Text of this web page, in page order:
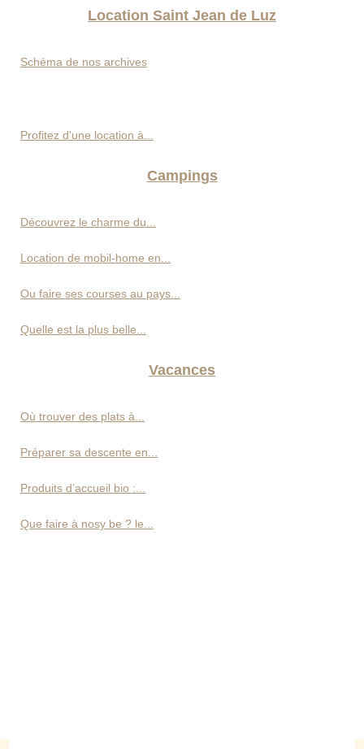
Location Saint Jean de Luz
Schéma de nos archives
Profitez d'une location à...
Campings
Découvrez le charme du...
Location de mobil-home en...
Ou faire ses courses au pays...
Quelle est la plus belle...
Vacances
Où trouver des plats à...
Préparer sa descente en...
Produits d’accueil bio :...
Que faire à nosy be ? le...